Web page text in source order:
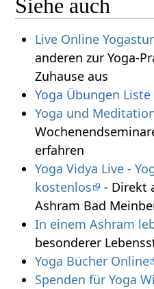
Siehe auch
Live Online
anderen zur Yoga-
Zuhause aus
Yoga Übungen Liste
Yoga und
erfahren
Yoga Vidya Live -
kostenlos
- Direkt
Ashram Bad
In einem Ashram
besonderer
Yoga Bücher Online
Spenden für Yoga